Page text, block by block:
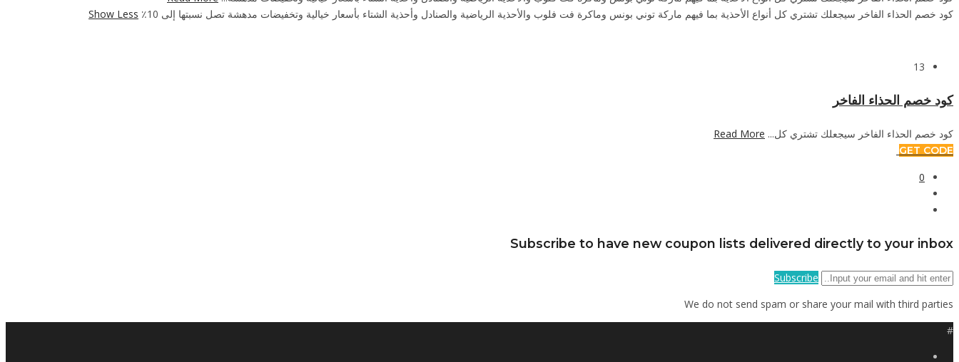
كود خصم الحذاء الفاخر سيجعلك تشتري كل أنواع الأحذية بما فيهم ماركة توني بونس وماكرة فت فلوب والأحذية الرياضية والصنادل وأحذية الشتاء بأسعار خيالية وتخفيضات مدهشة تصل نسبتها إلى 10٪
Show Less
13
كود خصم الحذاء الفاخر
كود خصم الحذاء الفاخر سيجعلك تشتري كل... Read More
GET CODE
0
Subscribe to have new coupon lists delivered directly to your inbox
Subscribe
We do not send spam or share your mail with third parties
#